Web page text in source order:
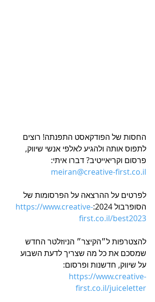
החסות של הפודקאסט התפנתה! רוצים
לתפוס אותה ולהגיע לאלפי אנשי שיווק,
פרסום וקריאייטיב? דברו איתי:
meiran@creative-first.co.il
לפרטים על ההרצאה על הפרסומות של
הסופרבול 2024:
https://www.creative-
first.co.il/best2023
להצטרפות ל״הקיצר״ הניוזלטר החדש
שמסכם את כל מה שצריך לדעת השבוע
על שיווק, חדשנות ופרסום:
https://www.creative-
first.co.il/juiceletter